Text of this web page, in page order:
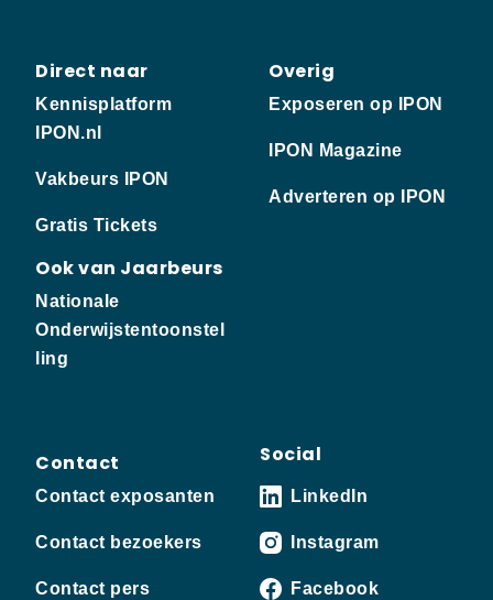
Direct naar
Kennisplatform
IPON.nl
Vakbeurs IPON
Gratis Tickets
Ook van Jaarbeurs
Nationale
Onderwijstentoonstel
ling
Overig
Exposeren op IPON
IPON Magazine
Adverteren op IPON
Contact
Contact exposanten
Contact bezoekers
Contact pers
Social
LinkedIn
Instagram
Facebook